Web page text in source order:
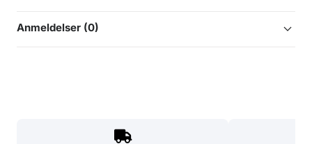
Anmeldelser (0)